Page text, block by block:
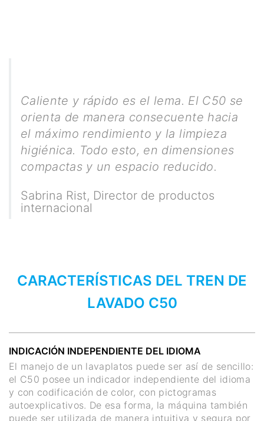
Caliente y rápido es el lema. El C50 se
orienta de manera consecuente hacia
el máximo rendimiento y la limpieza
higiénica. Todo esto, en dimensiones
compactas y un espacio reducido.
Sabrina Rist, Director de productos
internacional
CARACTERÍSTICAS DEL TREN DE
LAVADO C50
INDICACIÓN INDEPENDIENTE DEL IDIOMA
El manejo de un lavaplatos puede ser así de sencillo:
el C50 posee un indicador independiente del idioma
y con codificación de color, con pictogramas
autoexplicativos. De esa forma, la máquina también
puede ser utilizada de manera intuitiva y segura por